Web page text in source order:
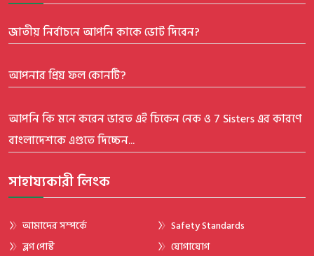
জাতীয় নির্বাচনে আপনি কাকে ভোট দিবেন?
আপনার প্রিয় ফল কোনটি?
আপনি কি মনে করেন ভারত এই চিকেন নেক ও 7 Sisters এর কারণে
বাংলাদেশকে এগুতে দিচ্চেন...
সাহায্যকারী লিংক
আমাদের সম্পর্কে
Safety Standards
ব্লগ পোস্ট
যোগাযোগ